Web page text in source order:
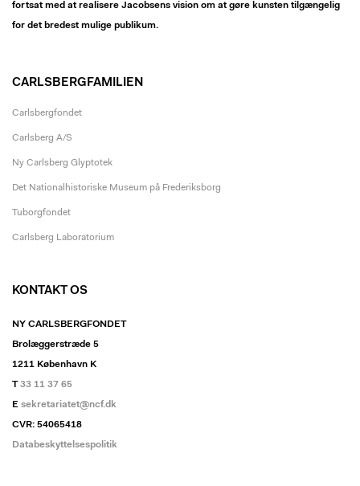
fortsat med at realisere Jacobsens vision om at gøre kunsten tilgængelig
for det bredest mulige publikum.
CARLSBERGFAMILIEN
Carlsbergfondet
Carlsberg A/S
Ny Carlsberg Glyptotek
Det Nationalhistoriske Museum på Frederiksborg
Tuborgfondet
Carlsberg Laboratorium
KONTAKT OS
NY CARLSBERGFONDET
Brolæggerstræde 5
1211 København K
T33 11 37 65
E sekretariatet@ncf.dk
CVR: 54065418
Databeskyttelsespolitik